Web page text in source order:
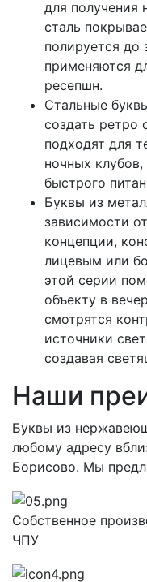
для получения
сталь
полируется до
применяются
ресепшн.
Стальные
создать ретро
подходят для
ночных
быстрого
Буквы из
зависимости
концепции,
лицевым или
этой серии
объекту в
смотрятся
источники
создавая
Наши
Буквы из
любому адресу
Борисово. Мы
Собственное
ЧПУ